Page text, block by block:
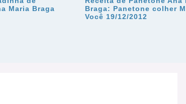
Maria Braga
Braga: Panetone colher
Você 19/12/2012